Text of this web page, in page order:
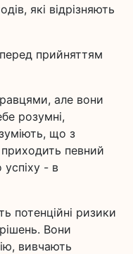
які відрізняють
прийняттям
але вони
розумні,
що з
певний
- в
потенційні ризики
Вони
вивчають